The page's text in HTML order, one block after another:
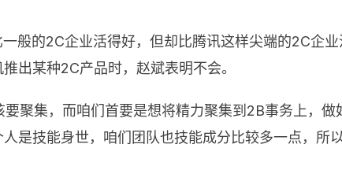
般的2C企业活得好，但却比腾讯这样尖端的2C企
出某种2C产品时，赵斌表明不会。
聚集，而咱们首要是想将精力聚集到2B事务上，
是技能身世，咱们团队也技能成分比较多一点，所